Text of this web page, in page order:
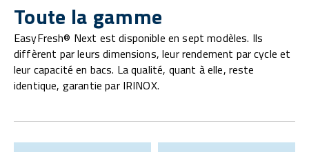
Toute la gamme
EasyFresh® Next est disponible en sept modèles. Ils
diffèrent par leurs dimensions, leur rendement par cycle et
leur capacité en bacs. La qualité, quant à elle, reste
identique, garantie par IRINOX.